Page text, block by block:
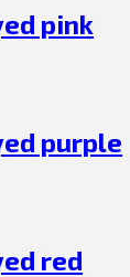
pink
purple
red